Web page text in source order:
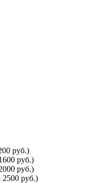
руб.)
руб.)
руб.)
2500 руб.)